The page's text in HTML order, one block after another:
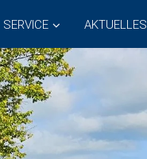
SERVICE AKTUELLES